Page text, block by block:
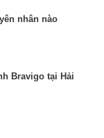
nhân nào
Bravigo tại Hải